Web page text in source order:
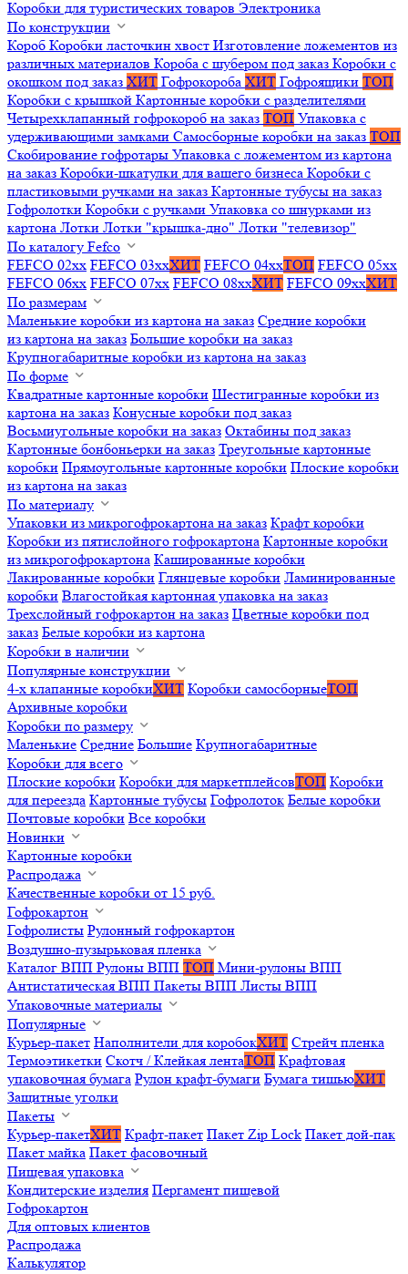
Коробки для туристических товаров Электроника
По конструкции
Короб Коробки ласточкин хвост Изготовление ложементов из
различных материалов Короба с шубером под заказ Коробки с
окошком под заказ ХИТ Гофрокороба ХИТ Гофроящики ТОП
Коробки с крышкой Картонные коробки с разделителями
Четырехклапанный гофрокороб на заказ ТОП Упаковка с
удерживающими замками Самосборные коробки на заказ ТОП
Скобирование гофротары Упаковка с ложементом из картона
на заказ Коробки-шкатулки для вашего бизнеса Коробки с
пластиковыми ручками на заказ Картонные тубусы на заказ
Гофролотки Коробки с ручками Упаковка со шнурками из
картона Лотки Лотки "крышка-дно" Лотки "телевизор"
По каталогу Fefco
FEFCO 02xx FEFCO 03xxХИТ FEFCO 04xxТОП FEFCO 05xx
FEFCO 06xx FEFCO 07xx FEFCO 08xxХИТ FEFCO 09xxХИТ
По размерам
Маленькие коробки из картона на заказ Средние коробки
из картона на заказ Большие коробки на заказ
Крупногабаритные коробки из картона на заказ
По форме
Квадратные картонные коробки Шестигранные коробки из
картона на заказ Конусные коробки под заказ
Восьмиугольные коробки на заказ Октабины под заказ
Картонные бонбоньерки на заказ Треугольные картонные
коробки Прямоугольные картонные коробки Плоские коробки
из картона на заказ
По материалу
Упаковки из микрогофрокартона на заказ Крафт коробки
Коробки из пятислойного гофрокартона Картонные коробки
из микрогофрокартона Кашированные коробки
Лакированные коробки Глянцевые коробки Ламинированные
коробки Влагостойкая картонная упаковка на заказ
Трехслойный гофрокартон на заказ Цветные коробки под
заказ Белые коробки из картона
Коробки в наличии
Популярные конструкции
4-х клапанные коробкиХИТ Коробки самосборныеТОП
Архивные коробки
Коробки по размеру
Маленькие Средние Большие Крупногабаритные
Коробки для всего
Плоские коробки Коробки для маркетплейсовТОП Коробки
для переезда Картонные тубусы Гофролоток Белые коробки
Почтовые коробки Все коробки
Новинки
Картонные коробки
Распродажа
Качественные коробки от 15 руб.
Гофрокартон
Гофролисты Рулонный гофрокартон
Воздушно-пузырьковая пленка
Каталог ВПП Рулоны ВПП ТОП Мини-рулоны ВПП
Антистатическая ВПП Пакеты ВПП Листы ВПП
Упаковочные материалы
Популярные
Курьер-пакет Наполнители для коробокХИТ Стрейч пленка
Термоэтикетки Скотч / Клейкая лентаТОП Крафтовая
упаковочная бумага Рулон крафт-бумаги Бумага тишьюХИТ
Защитные уголки
Пакеты
Курьер-пакетХИТ Крафт-пакет Пакет Zip Lock Пакет дой-пак
Пакет майка Пакет фасовочный
Пищевая упаковка
Кондитерские изделия Пергамент пищевой
Гофрокартон
Для оптовых клиентов
Распродажа
Калькулятор